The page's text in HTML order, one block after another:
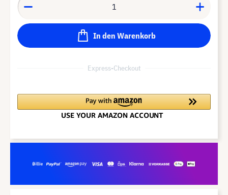
In den Warenkorb
Express-Checkout